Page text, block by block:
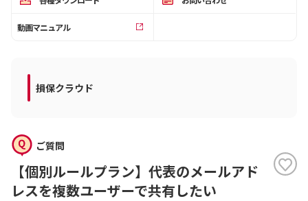
OCNのお客さまはこちら
動画マニュアル
損保クラウド
ご質問
【個別ルールプラン】代表のメールアド
レスを複数ユーザーで共有したい